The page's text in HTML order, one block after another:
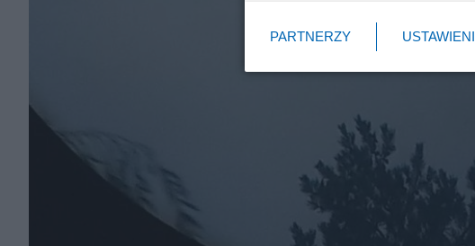
PARTNERZY